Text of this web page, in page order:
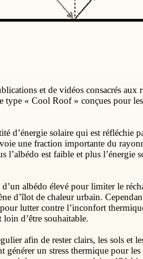
et de vidéos consacrés aux
type « Cool Roof » conçues pour
d’énergie solaire qui est réfléchie
une fraction importante du
l’albédo est faible et plus l’énergie
albédo élevé pour limiter le
d’îlot de chaleur urbain.
lutter contre l’inconfort
d’être souhaitable.
afin de rester clairs, les sols et
générer un stress thermique pour